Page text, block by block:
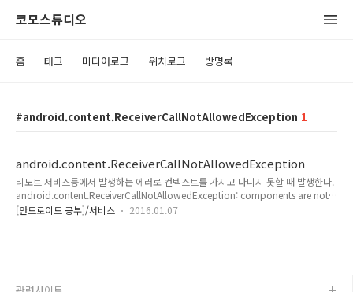
코모스튜디오
홈 태그 미디어로그 위치로그 방명록
android.content.ReceiverCallNotAllowedException 1
android.content.ReceiverCallNotAllowedException
리모트 서비스등에서 발생하는 에러로 컨텍스트를 가지고 다니지 못할 때 발생한다.
android.content.ReceiverCallNotAllowedException: components are not
allowed to register to receive intents위젯, 브로드캐스트, 서비스등과 같이 유령
[안드로이드 공부]/서비스 2016.01.07